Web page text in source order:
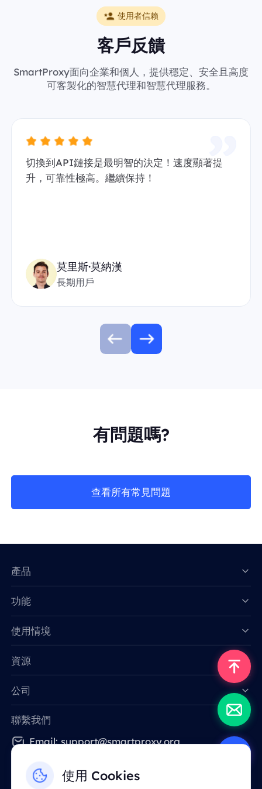
使用者信賴
客戶反饋
SmartProxy面向企業和個人，提供穩定、安全且高度
可客製化的智慧代理和智慧代理服務。
切換到API鏈接是最明智的決定！速度顯著提
升，可靠性極高。繼續保持！
莫里斯·莫納漢
長期用戶
有問題嗎?
查看所有常見問題
使用 Cookies
產品
功能
使用情境
資源
公司
聯繫我們
Email: support@smartproxy.org